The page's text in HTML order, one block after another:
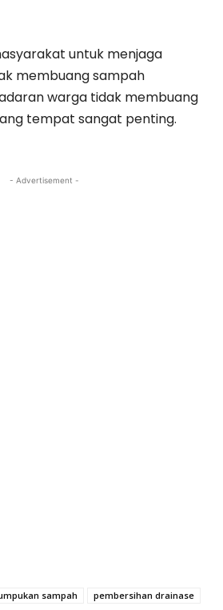
untuk menjaga
membuang sampah
warga tidak membuang
tempat sangat penting.
- Advertisement -
sampah pembersihan drainase